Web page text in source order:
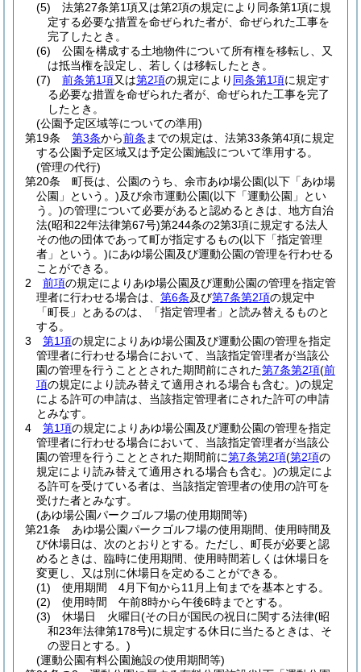
(5)
法第27条第1項又は第2項の規定により同条第1項に規
定する必要な措置を命ぜられた者が、命ぜられた工事を
完了したとき。
(6)
公園を構成する土地物件について所有権を移転し、又
は抵当権を設定し、若しくは移転したとき。
(7)
前条第1項又は第2項の規定により 同条第1項に規定す
る必要な措置を命ぜられた者が、命ぜられた工事を完了
したとき。
(公園予定区域等についての準用)
第19条
第3条から前条 までの規定は、法第33条第4項に規定
する公園予定区域又は予定公園施設について準用する。
(管理の代行)
第20条
町長は、公園のうち、余市あゆ場公園(以下「あゆ場
公園」という。)及び余市運動公園(以下「運動公園」とい
う。)の管理について必要があると認めるときは、地方自治
法(昭和22年法律第67号)第244条の2第3項に規定する法人
その他の団体であって町が指定するもの(以下「指定管理
者」という。)にあゆ場公園及び運動公園の管理を行わせる
ことができる。
2
前項の規定によりあゆ場公園及び運動公園の管理を指定管
理者に行わせる場合は、 第6条及び第7条第2項の規定中
「町長」とあるのは、「指定管理者」と読み替えるものと
する。
3
第1項の規定によりあゆ場公園及び運動公園の管理を指定
管理者に行わせる場合において、当該指定管理者が当該公
園の管理を行うこととされた期間前にされた第7条第2項(前
項の規定により読み替えて適用される場合も含む。)の規定
による許可の申請は、当該指定管理者にされた許可の申請
とみなす。
4
第1項の規定によりあゆ場公園及び運動公園の管理を指定
管理者に行わせる場合において、当該指定管理者が当該公
園の管理を行うこととされた期間前に第7条第2項(第2項の
規定により読み替えて適用される場合も含む。)の規定によ
る許可を受けている者は、当該指定管理者の使用の許可を
受けた者とみなす。
(あゆ場公園パークゴルフ場の使用期間等)
第21条
あゆ場公園パークゴルフ場の使用期間、使用時間及
び休場日は、次のとおりとする。 ただし、町長が必要と認
めるときは、臨時に使用期間、使用時間若しくは休場日を
変更し、又は別に休場日を定めることができる。
(1)
使用期間 4月下旬から11月上旬までを基本とする。
(2)
使用時間 午前8時から午後6時までとする。
(3)
休場日 火曜日(その日が国民の祝日に関する法律(昭
和23年法律第178号)に規定する休日に当たるときは、そ
の翌日とする。)
(運動公園有料公園施設の使用期間等)